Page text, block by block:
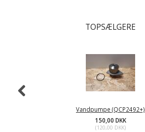
TOPSÆLGERE
Vandpumpe (QCP2492+)
150,00 DKK
(120,00 DKK)